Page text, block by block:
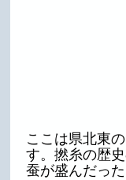
ここは県北東
す。撚糸の歴
蚕が盛んだっ